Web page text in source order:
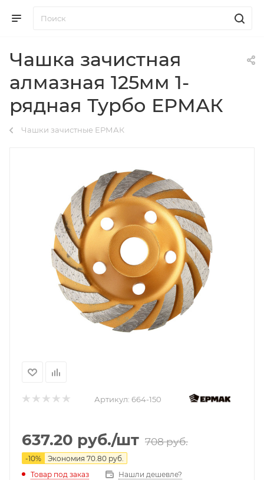
Чашка зачистная
алмазная 125мм 1-
рядная Турбо ЕРМАК
Чашки зачистные ЕРМАК
Артикул: 664-150
637.20 руб./шт 708руб.
-10% Экономия 70.80 руб.
Товар под заказ
Нашли дешевле?